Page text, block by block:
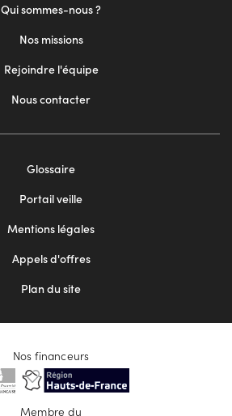
Qui sommes-nous ?
Nos missions
Rejoindre l'équipe
Nous contacter
Glossaire
Portail veille
Mentions légales
Appels d'offres
Plan du site
Nos financeurs
Membre du